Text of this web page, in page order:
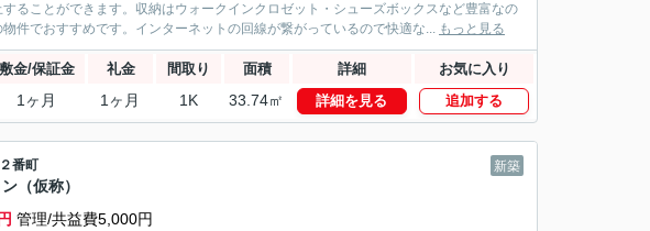
ることができます。収納はウォークインクロゼット・シューズボックスなど豊富なの
件でおすすめです。インターネットの回線が繋がっているので快適な... もっと見る
敷金/保証金 礼金 間取り 面積 詳細 お気に入り
1ヶ月 1ヶ月 1K 33.74㎡ 詳細を見る 追加する
新築
番町
（仮称）
管理/共益費5,000円